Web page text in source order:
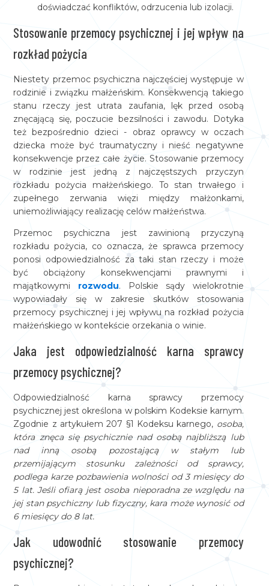
doświadczać konfliktów, odrzucenia lub izolacji.
Stosowanie przemocy psychicznej i jej wpływ na
rozkład pożycia
Niestety przemoc psychiczna najczęściej występuje w
rodzinie i związku małżeńskim. Konsekwencją takiego
stanu rzeczy jest utrata zaufania, lęk przed osobą
znęcającą się, poczucie bezsilności i zawodu. Dotyka
też bezpośrednio dzieci - obraz oprawcy w oczach
dziecka może być traumatyczny i nieść negatywne
konsekwencje przez całe życie. Stosowanie przemocy
w rodzinie jest jedną z najczęstszych przyczyn
rozkładu pożycia małżeńskiego. To stan trwałego i
zupełnego zerwania więzi między małżonkami,
uniemożliwiający realizację celów małżeństwa.
Przemoc psychiczna jest zawinioną przyczyną
rozkładu pożycia, co oznacza, że sprawca przemocy
ponosi odpowiedzialność za taki stan rzeczy i może
być obciążony konsekwencjami prawnymi i
majątkowymi rozwodu. Polskie sądy wielokrotnie
wypowiadały się w zakresie skutków stosowania
przemocy psychicznej i jej wpływu na rozkład pożycia
małżeńskiego w kontekście orzekania o winie.
Jaka jest odpowiedzialność karna sprawcy
przemocy psychicznej?
Odpowiedzialność karna sprawcy przemocy
psychicznej jest określona w polskim Kodeksie karnym.
Zgodnie z artykułem 207 §1 Kodeksu karnego, osoba,
która znęca się psychicznie nad osobą najbliższą lub
nad inną osobą pozostającą w stałym lub
przemijającym stosunku zależności od sprawcy,
podlega karze pozbawienia wolności od 3 miesięcy do
5 lat. Jeśli ofiarą jest osoba nieporadna ze względu na
jej stan psychiczny lub fizyczny, kara może wynosić od
6 miesięcy do 8 lat.
Jak udowodnić stosowanie przemocy
psychicznej?